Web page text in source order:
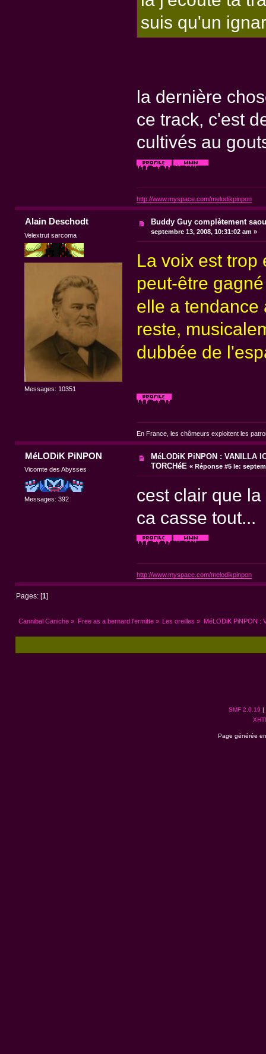
suis qu'un
la dernière
ce track, c'est
cultivés au
http://www.myspace.com/melodikpinpon
Alain Deschodt
Velextrut sarcoma
Messages: 10351
Buddy Guy complètement
septembre 13, 2008, 10:31:02 am »
La voix est trop
peut-être
elle a
reste,
dubbée de
En France, les chômeurs exploitent les
MéLODiK PiNPON
Vicomte des Abysses
Messages: 392
MéLODiK PiNPON : VANILLA
TORCHéE «Réponse #5 le:
cest clair que
ca casse tout...
http://www.myspace.com/melodikpinpon
Pages: [1]
Cannibal Caniche » Free as a bernard l'ermitte» Les oreilles » MéLODiK PiNPON :
SMF 2.0.19 |
Page générée